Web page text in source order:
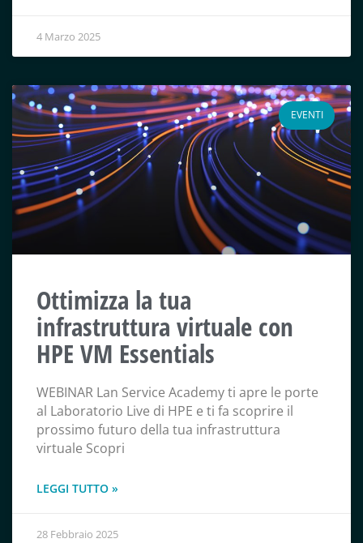
4 Marzo 2025
EVENTI
Ottimizza la tua
infrastruttura virtuale con
HPE VM Essentials
WEBINAR Lan Service Academy ti apre le porte
al Laboratorio Live di HPE e ti fa scoprire il
prossimo futuro della tua infrastruttura
virtuale Scopri
LEGGI TUTTO »
28 Febbraio 2025